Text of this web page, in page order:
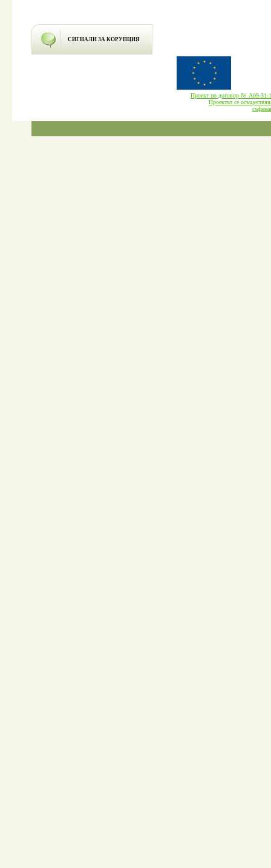
СИГНАЛИ ЗА КОРУПЦИЯ
Проект по договор № А09-
Проектът се